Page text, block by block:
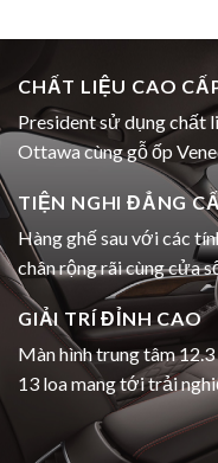
CHẤT LIỆU CAO
President sử dụng chất
Ottawa cùng gỗ ốp
TIỆN NGHI ĐẲNG
Hàng ghế sau với các
chân rộng rãi cùng cửa
GIẢI TRÍ ĐỈNH CAO
Màn hình trung tâm
13 loa mang tới trải